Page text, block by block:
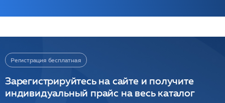
Регистрация бесплатная
Зарегистрируйтесь на сайте и получите
индивидуальный прайс на весь каталог